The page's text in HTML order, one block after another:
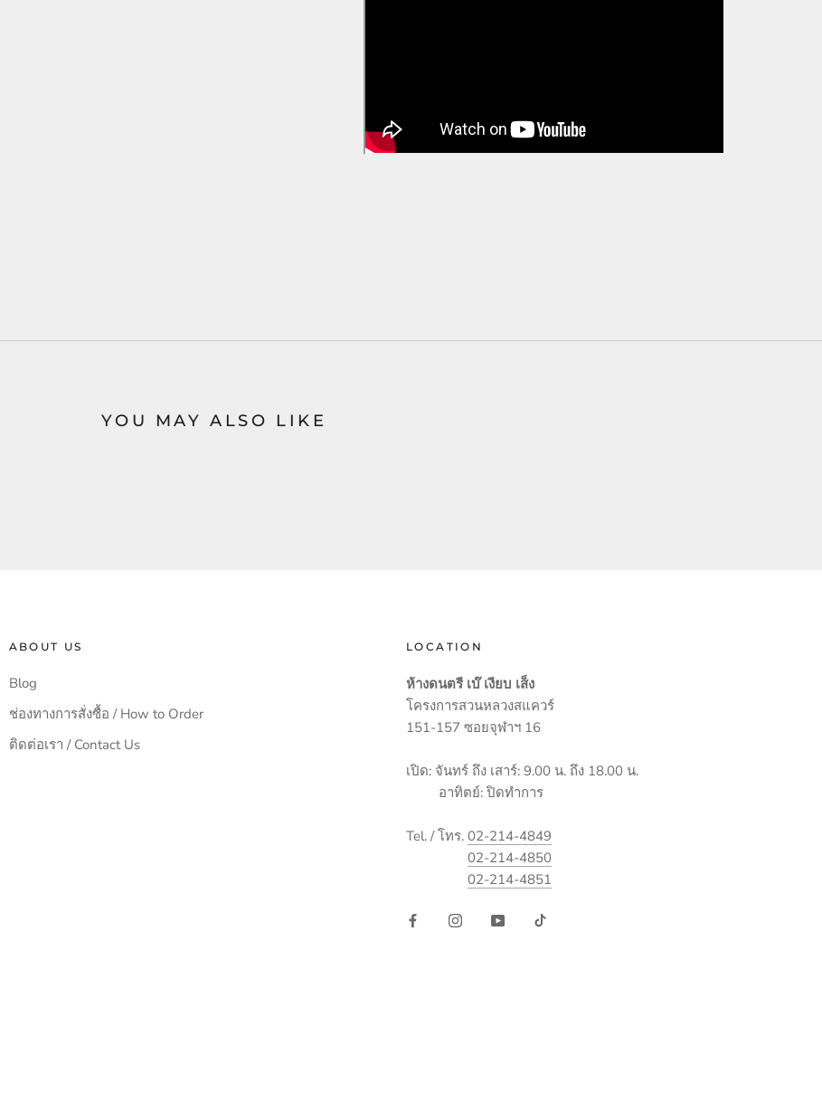
YOU MAY ALSO LIKE
ABOUT US
Blog
ช่องทางการสั่งซื้อ / How to Order
ติดต่อเรา / Contact Us
LOCATION
ห้างดนตรี เบ๊ เงียบ เส็ง
โครงการสวนหลวงสแควร์
151-157 ซอยจุฬาฯ 16
เปิด: จันทร์ ถึง เสาร์: 9.00 น. ถึง 18.00 น.
อาทิตย์: ปิดทำการ
Tel. / โทร. 02-214-4849
02-214-4850
02-214-4851